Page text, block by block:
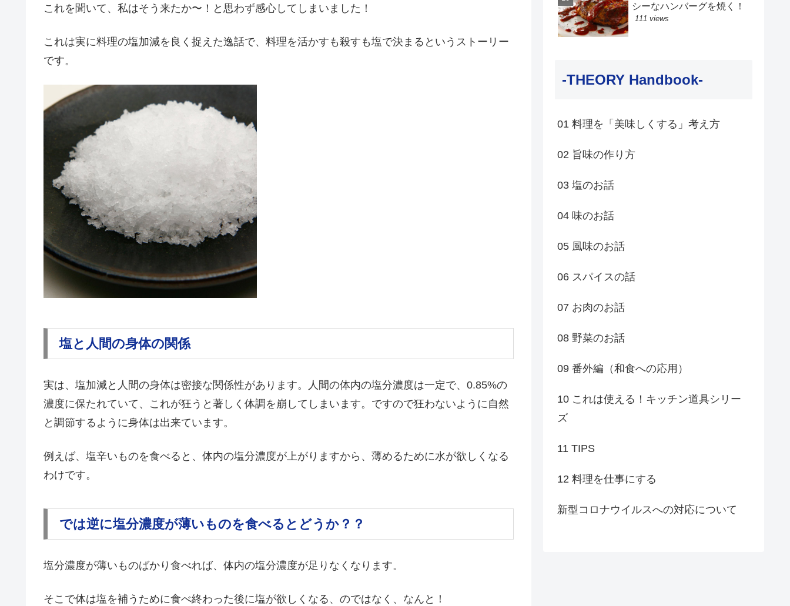
これを聞いて、私はそう来たか〜！と思わず感心してしまいました！
これは実に料理の塩加減を良く捉えた逸話で、料理を活かすも殺すも塩で決まるというストーリー
です。
塩と人間の身体の関係
実は、塩加減と人間の身体は密接な関係性があります。人間の体内の塩分濃度は一定で、0.85%の
濃度に保たれていて、これが狂うと著しく体調を崩してしまいます。ですので狂わないように自然
と調節するように身体は出来ています。
例えば、塩辛いものを食べると、体内の塩分濃度が上がりますから、薄めるために水が欲しくなる
わけです。
では逆に塩分濃度が薄いものを食べるとどうか？？
塩分濃度が薄いものばかり食べれば、体内の塩分濃度が足りなくなります。
そこで体は塩を補うために食べ終わった後に塩が欲しくなる、のではなく、なんと！
シーなハンバーグを焼く！
111 views
-THEORY Handbook-
01 料理を「美味しくする」考え方
02 旨味の作り方
03 塩のお話
04 味のお話
05 風味のお話
06 スパイスの話
07 お肉のお話
08 野菜のお話
09 番外編（和食への応用）
10 これは使える！キッチン道具シリー
ズ
11 TIPS
12 料理を仕事にする
新型コロナウイルスへの対応について